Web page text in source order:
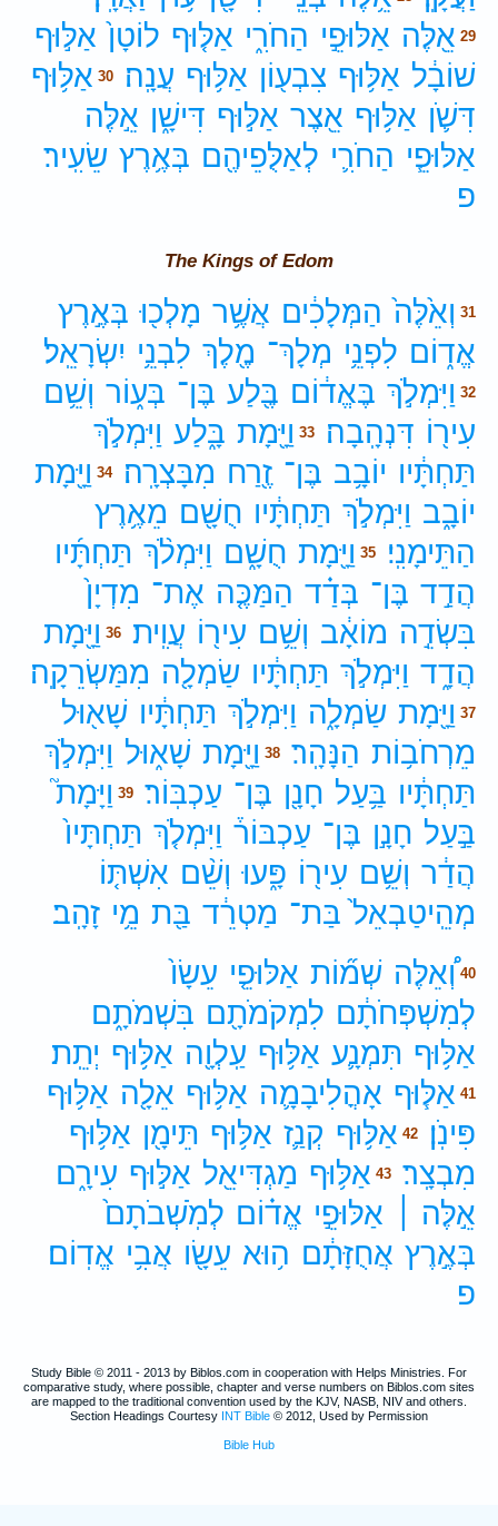
29 אֵ֖לֶּה אַלּוּפֵ֣י הַחֹרִ֑י אַלּ֤וּף לוֹטָן֙ אַלּ֣וּף
שׁוֹבָ֔ל אַלּ֥וּף צִבְע֖וֹן אַלּ֥וּף עֲנָֽה׃ 30 אַלּ֥וּף
דִּשֹׁ֛ן אַלּ֥וּף אֵ֖צֶר אַלּ֣וּף דִּישָׁ֑ן אֵ֣לֶּה
אַלּוּפֵ֧י הַחֹרִ֛י לְאַלֻּפֵיהֶ֖ם בְּאֶ֥רֶץ שֵׂעִֽיר׃
פ
The Kings of Edom
31 וְאֵ֙לֶּה֙ הַמְּלָכִ֔ים אֲשֶׁ֥ר מָלְכ֖וּ בְּאֶ֣רֶץ
אֱד֑וֹם לִפְנֵ֥י מְלָךְ־ מֶ֖לֶךְ לִבְנֵ֥י יִשְׂרָאֵֽל׃
32 וַיִּמְלֹ֣ךְ בֶּאֱד֔וֹם בֶּ֖לַע בֶּן־ בְּע֑וֹר וְשֵׁ֥ם
עִיר֖וֹ דִּנְהָֽבָה׃ 33 וַיָּ֖מָת בָּ֑לַע וַיִּמְלֹ֣ךְ
תַּחְתָּ֔יו יוֹבָ֥ב בֶּן־ זֶ֖רַח מִבָּצְרָֽה׃ 34 וַיָּ֖מָת
יוֹבָ֑ב וַיִּמְלֹ֣ךְ תַּחְתָּ֔יו חֻשָׁ֖ם מֵאֶ֥רֶץ
הַתֵּימָנִֽי׃
35 וַיָּ֖מָת חֻשָׁ֑ם וַיִּמְלֹ֨ךְ תַּחְתָּ֜יו
הֲדַ֣ד בֶּן־ בְּדַ֗ד הַמַּכֶּ֤ה אֶת־ מִדְיָן֙
בִּשְׂדֵ֣ה מוֹאָ֔ב וְשֵׁ֥ם עִיר֖וֹ עֲוִֽית׃ 36 וַיָּ֖מָת
הֲדָ֑ד וַיִּמְלֹ֣ךְ תַּחְתָּ֔יו שַׂמְלָ֖ה מִמַּשְׂרֵקָֽה׃
37 וַיָּ֖מָת שַׂמְלָ֑ה וַיִּמְלֹ֣ךְ תַּחְתָּ֔יו שָׁא֖וּל
מֵרְחֹב֥וֹת הַנָּהָֽר׃ 38 וַיָּ֖מָת שָׁא֑וּל וַיִּמְלֹ֣ךְ
תַּחְתָּ֔יו בַּ֥עַל חָנָ֖ן בֶּן־ עַכְבּֽוֹר׃ 39 וַיָּמָת֮
בַּ֣עַל חָנָ֣ן בֶּן־ עַכְבּוֹר֒ וַיִּמְלֹ֤ךְ תַּחְתָּיו֙
הֲדַ֔ר וְשֵׁ֥ם עִיר֖וֹ פָּ֑עוּ וְשֵׁ֨ם אִשְׁתּ֤וֹ
מְהֵֽיטַבְאֵל֙ בַּת־ מַטְרֵ֔ד בַּ֖ת מֵ֥י זָהָֽב׃
40 וְ֠אֵלֶּה שְׁמ֞וֹת אַלּוּפֵ֤י עֵשָׂו֙
לְמִשְׁפְּחֹתָ֔ם לִמְקֹמֹתָ֖ם בִּשְׁמֹתָ֑ם
אַלּ֥וּף תִּמְנָ֛ע אַלּ֥וּף עַֽלְוָ֖ה אַלּ֥וּף יְתֵֽת׃
41 אַלּ֧וּף אָהֳלִיבָמָ֛ה אַלּ֥וּף אֵלָ֖ה אַלּ֥וּף
פִּינֹֽן׃
42 אַלּ֥וּף קְנַ֛ז אַלּ֥וּף תֵּימָ֖ן אַלּ֥וּף
מִבְצָֽר׃
43 אַלּ֥וּף מַגְדִּיאֵ֖ל אַלּ֣וּף עִירָ֑ם
אֵ֣לֶּה ׀
אַלּוּפֵ֣י אֱד֗וֹם לְמֹֽשְׁבֹתָם֙
בְּאֶ֣רֶץ אֲחֻזָּתָ֔ם ה֥וּא עֵשָׂ֖ו אֲבִ֥י אֱדֽוֹם׃
פ
Study Bible © 2011 - 2013 by Biblos.com in cooperation with Helps Ministries. For
comparative study, where possible, chapter and verse numbers on Biblos.com sites
are mapped to the traditional convention used by the KJV, NASB, NIV and others.
Section Headings Courtesy INT Bible © 2012, Used by Permission
Bible Hub